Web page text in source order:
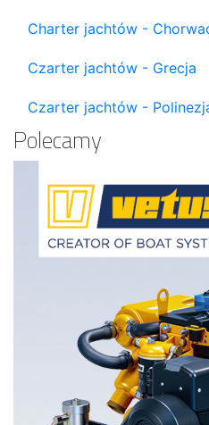
Charter jachtów -
Czarter jachtów - Grecja
Czarter jachtów -
Polecamy